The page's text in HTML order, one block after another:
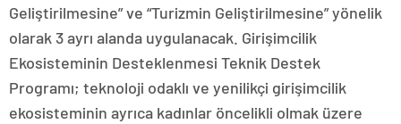
Geliştirilmesine” ve “Turizmin Geliştirilmesine” yönelik
olarak 3 ayrı alanda uygulanacak. Girişimcilik
Ekosisteminin Desteklenmesi Teknik Destek
Programı; teknoloji odaklı ve yenilikçi girişimcilik
ekosisteminin ayrıca kadınlar öncelikli olmak üzere